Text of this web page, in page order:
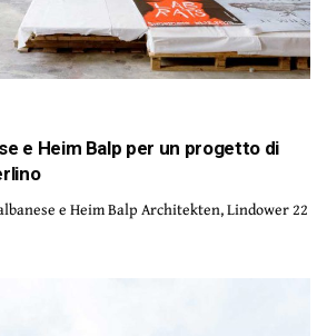
e Heim Balp per un progetto di
e Heim Balp Architekten, Lindower 22